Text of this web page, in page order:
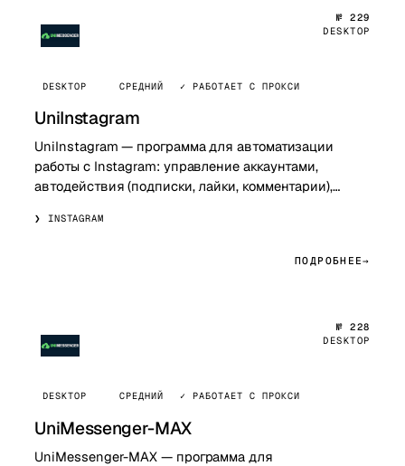
№ 229
DESKTOP
DESKTOP СРЕДНИЙ ✓ РАБОТАЕТ С ПРОКСИ
UniInstagram
UniInstagram — программа для автоматизации
работы с Instagram: управление аккаунтами,
автодействия (подписки, лайки, комментарии),
A…INSTAGRAM
ПОДРОБНЕЕ
№ 228
DESKTOP
DESKTOP СРЕДНИЙ ✓ РАБОТАЕТ С ПРОКСИ
UniMessenger-MAX
UniMessenger-MAX — программа для